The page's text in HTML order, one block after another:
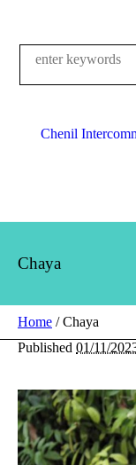
Chenil
Chaya
Home /Chaya
Published 01/11/